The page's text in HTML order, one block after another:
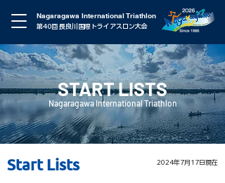
Nagaragawa International Triathlon
第40回 長良川国際トライアスロン大会
START LISTS
Nagaragawa International Triathlon
Start Lists 2024年7月17日現在